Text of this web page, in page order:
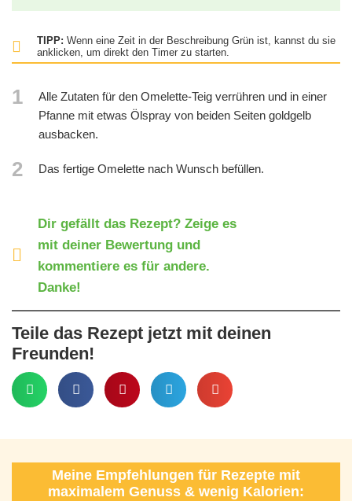
TIPP: Wenn eine Zeit in der Beschreibung Grün ist, kannst du sie
anklicken, um direkt den Timer zu starten.
1
Alle Zutaten für den Omelette-Teig verrühren und in einer
Pfanne mit etwas Ölspray von beiden Seiten goldgelb
ausbacken.
2 Das fertige Omelette nach Wunsch befüllen.
Dir gefällt das Rezept? Zeige es
mit deiner Bewertung und
kommentiere es für andere.
Danke!
Teile das Rezept jetzt mit deinen
Freunden!
Meine Empfehlungen für Rezepte mit
maximalem Genuss & wenig Kalorien: